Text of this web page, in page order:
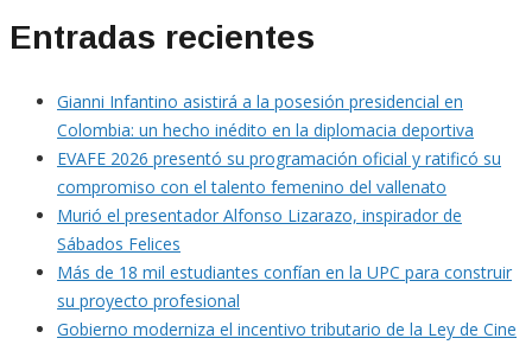
Entradas recientes
Gianni Infantino asistirá a la posesión presidencial en
Colombia: un hecho inédito en la diplomacia deportiva
EVAFE 2026 presentó su programación oficial y ratificó su
compromiso con el talento femenino del vallenato
Murió el presentador Alfonso Lizarazo, inspirador de
Sábados Felices
Más de 18 mil estudiantes confían en la UPC para construir
su proyecto profesional
Gobierno moderniza el incentivo tributario de la Ley de Cine